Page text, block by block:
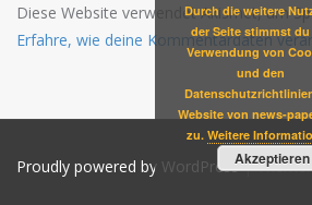
Diese Website verwendet Akismet, um
Erfahre, wie deine Kommentardaten
Proudly powered by WordPress |
Durch die weitere
der Seite stimmst du
Verwendung von
und den
Website von news-
zu. Weitere
Akzeptieren